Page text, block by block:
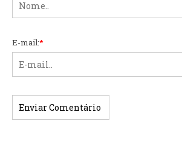
E-mail:*